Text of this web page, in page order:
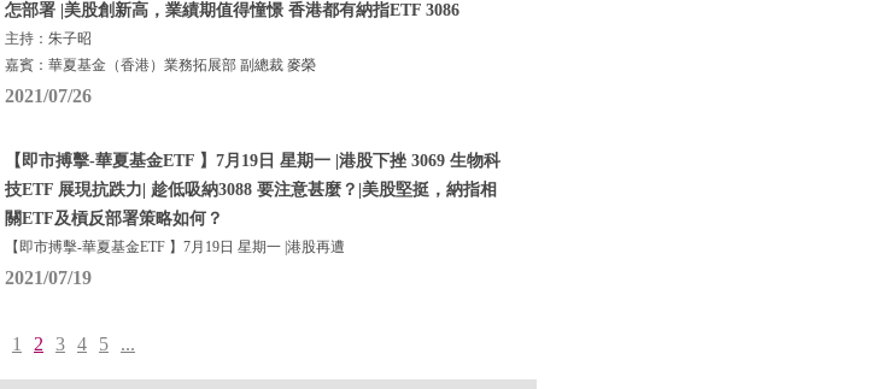
怎部署 |美股創新高，業績期值得憧憬 香港都有納指ETF 3086
主持：朱子昭
嘉賓：華夏基金（香港）業務拓展部 副總裁 麥榮
2021/07/26
【即市搏擊-華夏基金ETF 】7月19日 星期一 |港股下挫 3069 生物科
技ETF 展現抗跌力| 趁低吸納3088 要注意甚麼？|美股堅挺，納指相
關ETF及槓反部署策略如何？
【即市搏擊-華夏基金ETF 】7月19日 星期一 |港股再遭
2021/07/19
1 2 3 4 5 ...